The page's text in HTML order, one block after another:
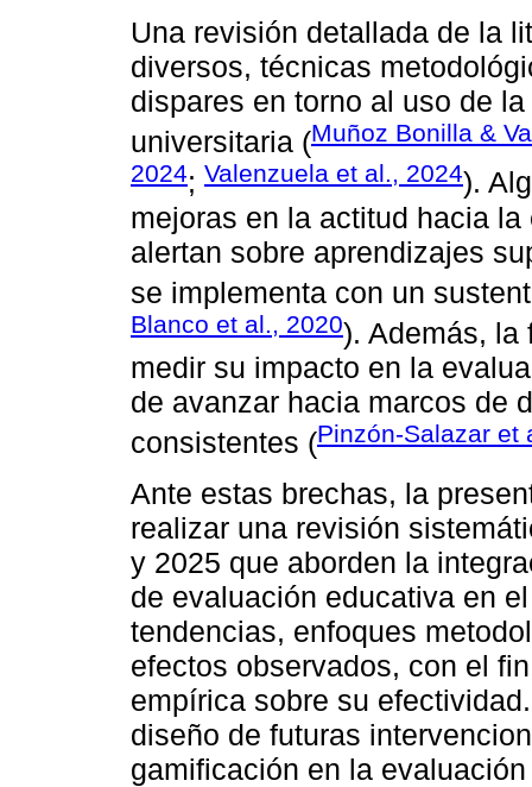
Una revisión detallada de la
diversos, técnicas
dispares en torno al uso de
universitaria (Muñoz Bonilla &
2024; Valenzuela et al., 2024).
mejoras en la actitud hacia
alertan sobre aprendizajes
se implementa con un
Blanco et al., 2020). Además, la
medir su impacto en la
de avanzar hacia marcos de
consistentes (Pinzón-Salazar et
Ante estas brechas, la
realizar una revisión
y 2025 que aborden la
de evaluación educativa en
tendencias, enfoques
efectos observados, con el
empírica sobre su
diseño de futuras
gamificación en la